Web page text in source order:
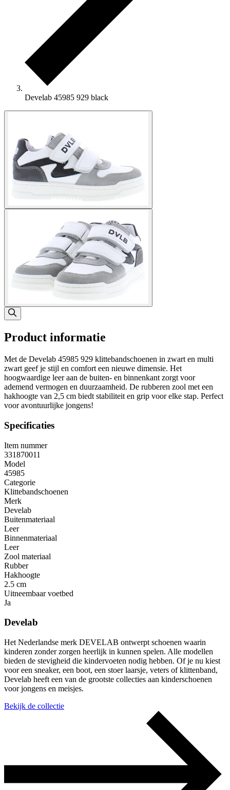
Develab 45985 929 black
Product informatie
Met de Develab 45985 929 klittebandschoenen in zwart en multi
zwart geef je stijl en comfort een nieuwe dimensie. Het
hoogwaardige leer aan de buiten- en binnenkant zorgt voor
ademend vermogen en duurzaamheid. De rubberen zool met een
hakhoogte van 2,5 cm biedt stabiliteit en grip voor elke stap. Perfect
voor avontuurlijke jongens!
Specificaties
Item nummer
331870011
Model
45985
Categorie
Klittebandschoenen
Merk
Develab
Buitenmateriaal
Leer
Binnenmateriaal
Leer
Zool materiaal
Rubber
Hakhoogte
2.5 cm
Uitneembaar voetbed
Ja
Develab
Het Nederlandse merk DEVELAB ontwerpt schoenen waarin
kinderen zonder zorgen heerlijk in kunnen spelen. Alle modellen
bieden de stevigheid die kindervoeten nodig hebben. Of je nu kiest
voor een sneaker, een boot, een stoer laarsje, veters of klittenband,
Develab heeft een van de grootste collecties aan kinderschoenen
voor jongens en meisjes.
Bekijk de collectie